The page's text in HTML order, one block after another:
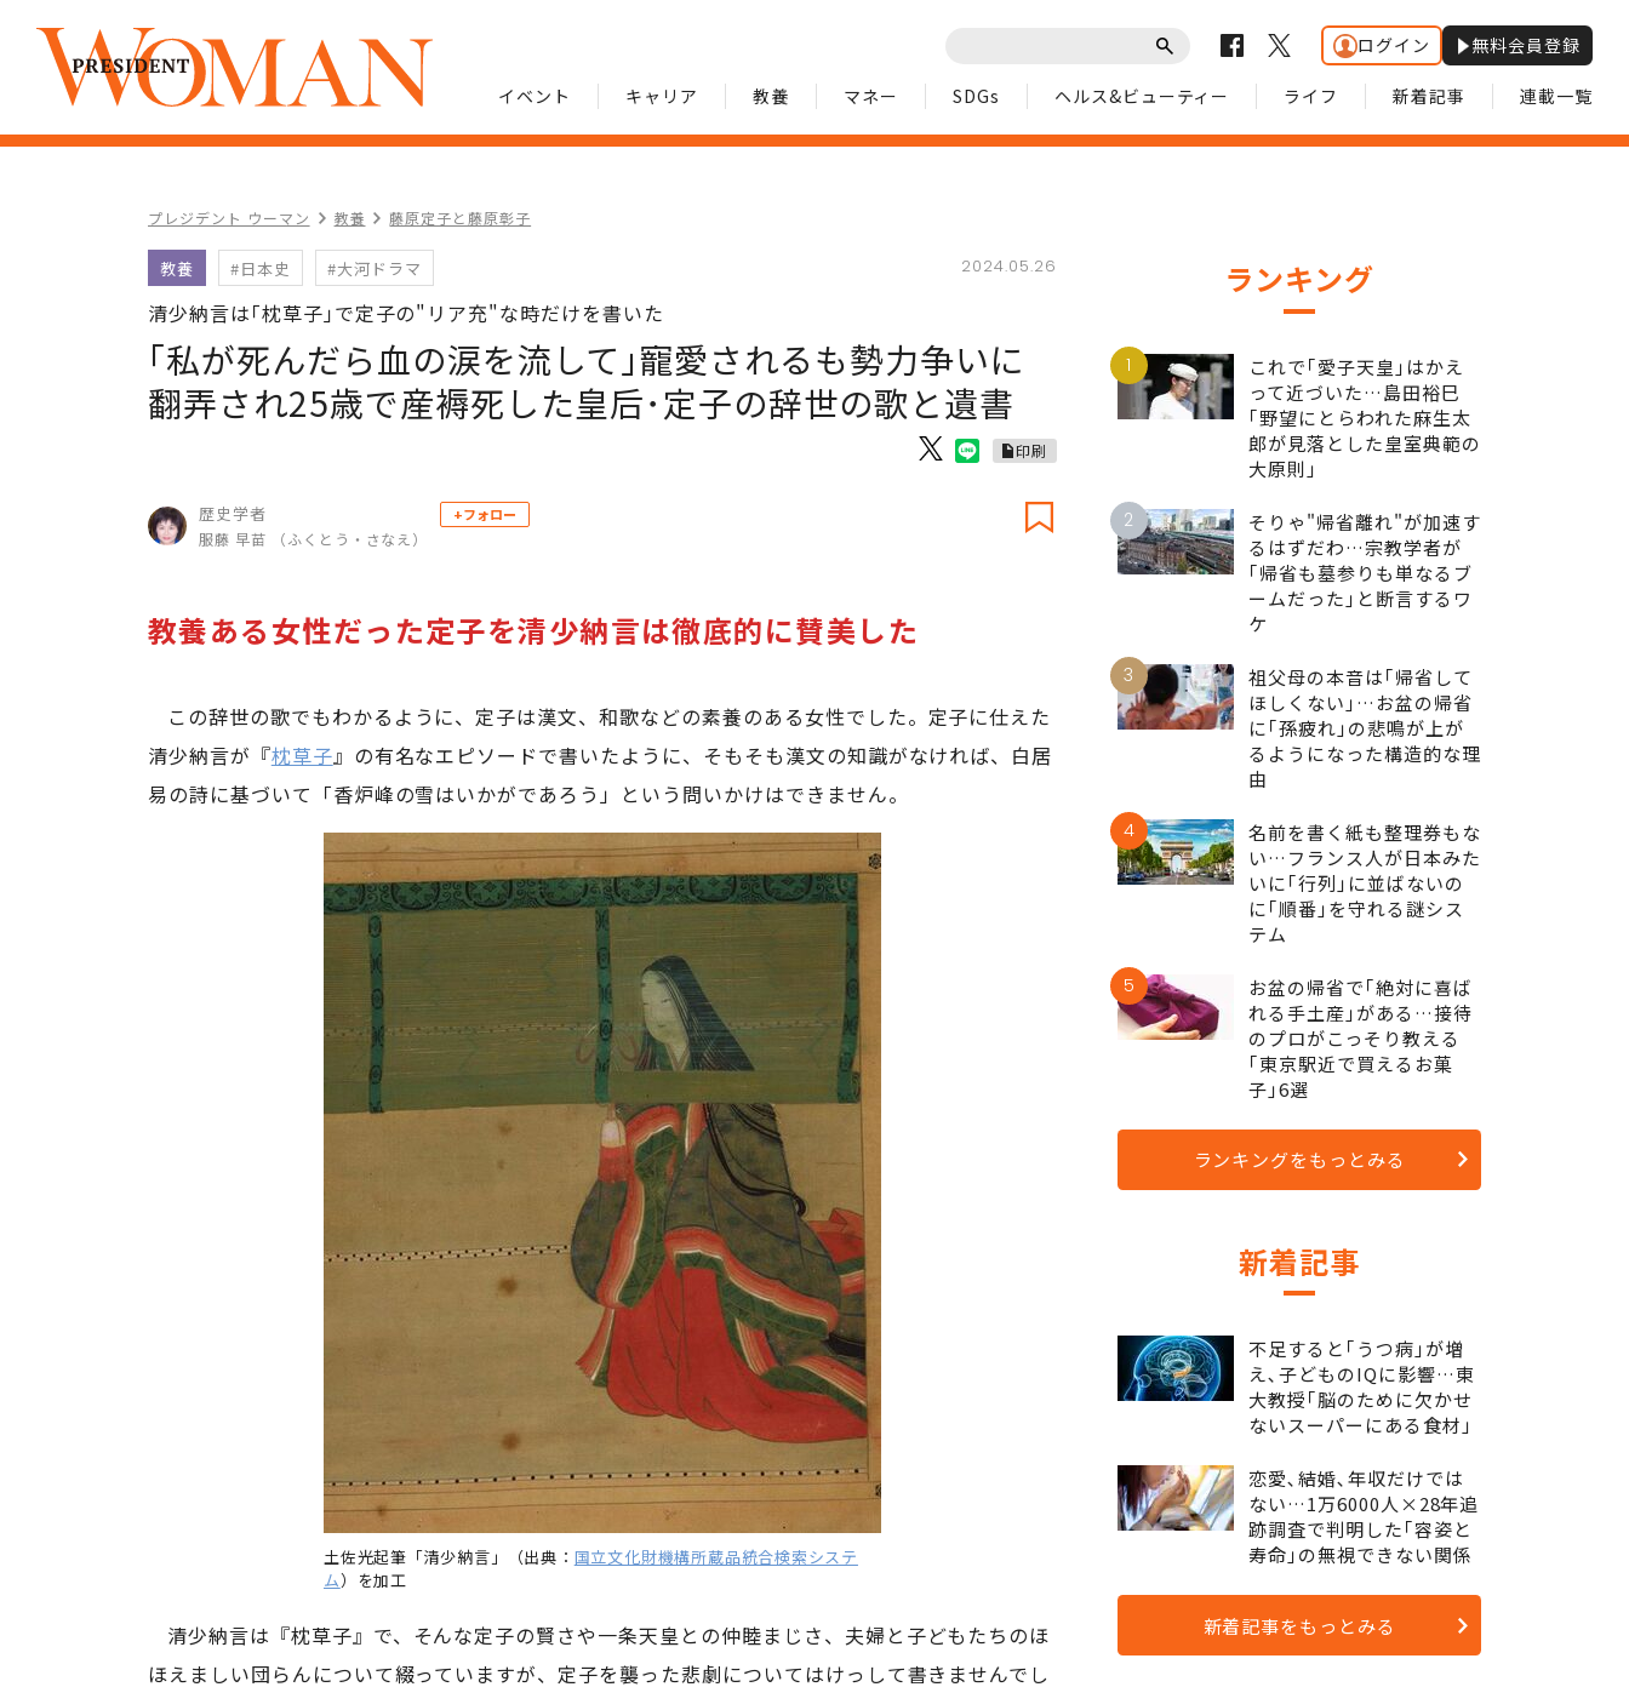
ログイン 無料会員登録
イベント キャリア 教養 マネー SDGs ヘルス&ビューティー ライフ 新着記事 連載一覧
プレジデント ウーマン 教養 藤原定子と藤原彰子
教養 #日本史 #大河ドラマ 2024.05.26
清少納言は｢枕草子｣で定子の"リア充"な時だけを書いた
｢私が死んだら血の涙を流して｣寵愛されるも勢力争いに
翻弄され25歳で産褥死した皇后･定子の辞世の歌と遺書
印刷
歴史学者
服藤 早苗 （ふくとう・さなえ）
+フォロー
教養ある女性だった定子を清少納言は徹底的に賛美した
この辞世の歌でもわかるように、定子は漢文、和歌などの素養のある女性でした。定子に仕えた
清少納言が『枕草子』の有名なエピソードで書いたように、そもそも漢文の知識がなければ、白居
易の詩に基づいて「香炉峰の雪はいかがであろう」という問いかけはできません。
土佐光起筆「清少納言」（出典： 国立文化財機構所蔵品統合検索システ
ム）を加工
清少納言は『枕草子』で、そんな定子の賢さや一条天皇との仲睦まじさ、夫婦と子どもたちのほ
ほえましい団らんについて綴っていますが、定子を襲った悲劇についてはけっして書きませんでし
ランキング
1
これで｢愛子天皇｣はかえ
って近づいた…島田裕巳
｢野望にとらわれた麻生太
郎が見落とした皇室典範の
大原則｣
2
そりゃ"帰省離れ"が加速す
るはずだわ…宗教学者が
｢帰省も墓参りも単なるブ
ームだった｣と断言するワ
ケ
3
祖父母の本音は｢帰省して
ほしくない｣…お盆の帰省
に｢孫疲れ｣の悲鳴が上が
るようになった構造的な理
由
4
名前を書く紙も整理券もな
い…フランス人が日本みた
いに｢行列｣に並ばないの
に｢順番｣を守れる謎シス
テム
5
お盆の帰省で｢絶対に喜ば
れる手土産｣がある…接待
のプロがこっそり教える
｢東京駅近で買えるお菓
子｣6選
ランキングをもっとみる
新着記事
不足すると｢うつ病｣が増
え､子どものIQに影響…東
大教授｢脳のために欠かせ
ないスーパーにある食材｣
恋愛､結婚､年収だけでは
ない…1万6000人×28年追
跡調査で判明した｢容姿と
寿命｣の無視できない関係
新着記事をもっとみる